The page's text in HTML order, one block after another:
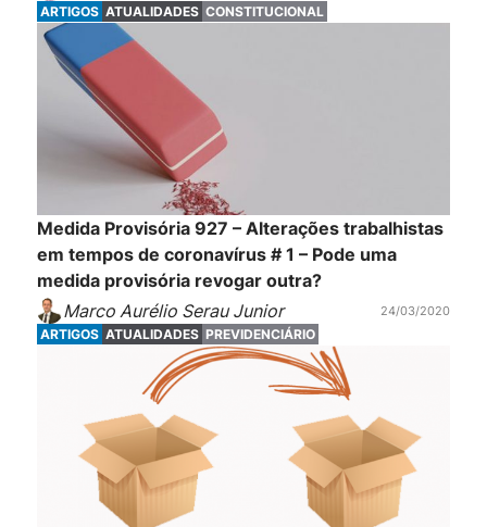
ARTIGOS ATUALIDADES CONSTITUCIONAL
Medida Provisória 927 – Alterações trabalhistas
em tempos de coronavírus # 1 – Pode uma
medida provisória revogar outra?
Marco Aurélio Serau Junior
24/03/2020
ARTIGOS ATUALIDADES PREVIDENCIÁRIO